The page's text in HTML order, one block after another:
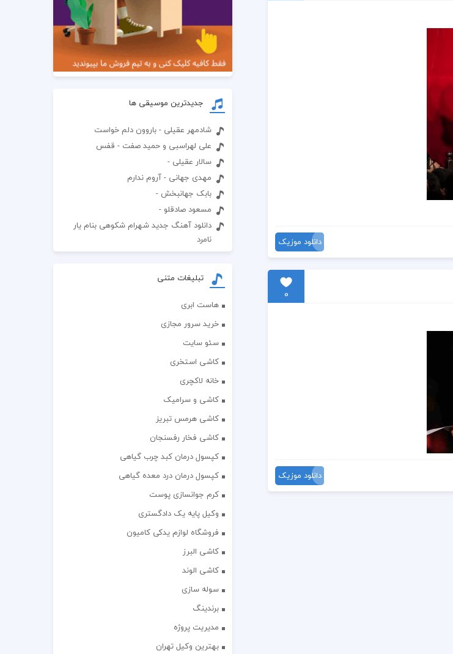
دانلود موزیک
0
دانلود موزیک
جدیدترین موسیقی ها
شادمهر عقیلی - باروون دلم خواست
علی لهراسبی و حمید صفت - قفس
سالار عقیلی -
مهدی جهانی - آروم ندارم
بابک جهانبخش -
مسعود صادقلو -
دانلود آهنگ جدید شهرام شکوهی بنام یار
نامرد
تبلیغات متنی
هاست ابری
خرید سرور مجازی
سئو سایت
کاشی استخری
خانه لاکچری
کاشی و سرامیک
کاشی هرمس تبریز
کاشی فخار رفسنجان
کپسول درمان کبد چرب گیاهی
کپسول درمان درد معده گیاهی
کرم جوانسازی پوست
وکیل پایه یک دادگستری
فروشگاه لوازم یدکی کامیون
کاشی البرز
کاشی الوند
سوله سازی
برندینگ
مدیریت پروژه
بهترین وکیل تهران